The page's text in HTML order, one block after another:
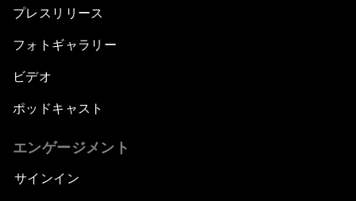
プレスリリース
フォトギャラリー
ビデオ
ポッドキャスト
エンゲージメント
サインイン